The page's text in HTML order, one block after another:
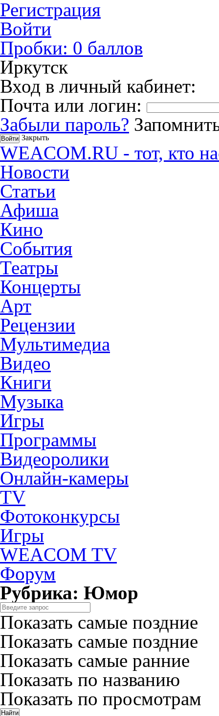
Регистрация
Войти
Пробки: 0 баллов
Иркутск
Вход в личный кабинет:
Почта или логин:
Забыли пароль?
Закрыть
WEACOM.RU - тот, кто
Новости
Статьи
Афиша
Кино
События
Театры
Концерты
Арт
Рецензии
Мультимедиа
Видео
Книги
Музыка
Игры
Программы
Видеоролики
Онлайн-камеры
TV
Фотоконкурсы
Игры
WEACOM TV
Форум
Рубрика: Юмор
Показать самые поздние
Показать самые поздние
Показать самые ранние
Показать по названию
Показать по просмотрам